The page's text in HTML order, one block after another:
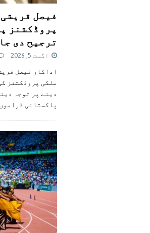
فیصل
پروڈکشنز
ترجیح دی
اگست 5, 2026
اداکار فیصل
ملکی پروڈکشنز
دینے پر توجہ
پاکستانی